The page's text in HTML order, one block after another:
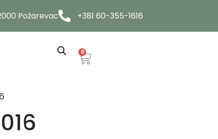
Požarevac +381 60-355-1616
0